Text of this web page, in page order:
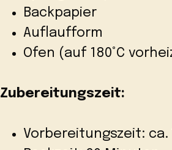
Backpapier
Auflaufform
Ofen (auf 180°C
Zubereitungszeit:
Vorbereitungszeit: ca.